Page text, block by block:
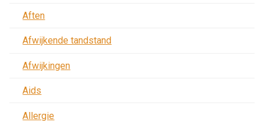
Aften
Afwijkende tandstand
Afwijkingen
Aids
Allergie